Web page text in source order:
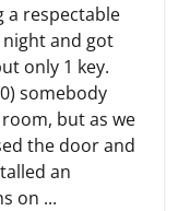
a respectable
night and got
only 1 key.
somebody
but as we
the door and
an
on ...